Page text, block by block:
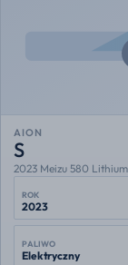
AION
S
2023 Meizu 580
ROK
2023
PALIWO
Elektryczny